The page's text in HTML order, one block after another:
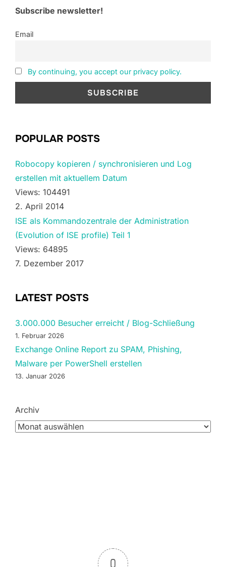
Subscribe newsletter!
Email
By continuing, you accept our privacy policy.
POPULAR POSTS
Robocopy kopieren / synchronisieren und Log
erstellen mit aktuellem Datum
Views: 104491
2. April 2014
ISE als Kommandozentrale der Administration
(Evolution of ISE profile) Teil 1
Views: 64895
7. Dezember 2017
LATEST POSTS
3.000.000 Besucher erreicht / Blog-Schließung
1. Februar 2026
Exchange Online Report zu SPAM, Phishing,
Malware per PowerShell erstellen
13. Januar 2026
Archiv
0